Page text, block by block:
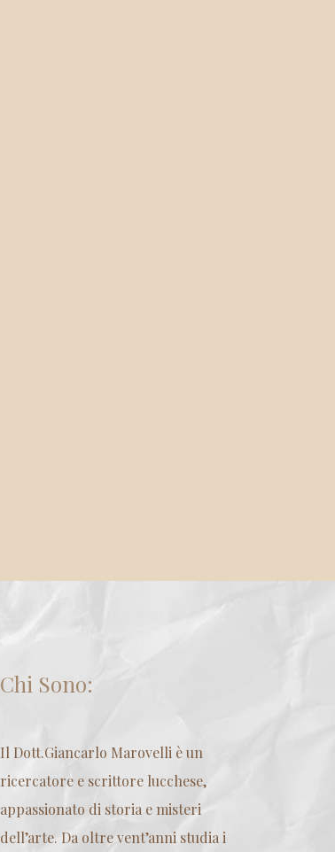
Chi Sono:
Il Dott.Giancarlo Marovelli è un
ricercatore e scrittore lucchese,
appassionato di storia e misteri
dell’arte. Da oltre vent’anni studia i